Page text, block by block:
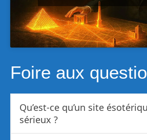
Foire aux
Qu’est-ce qu’un site
sérieux ?